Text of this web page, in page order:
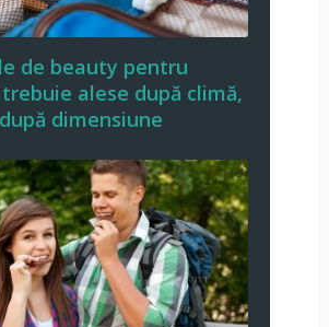
de beauty pentru
alese după climă,
dimensiune